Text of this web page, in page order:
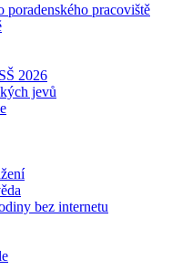
poradenského pracoviště
2026
jevů
bez internetu